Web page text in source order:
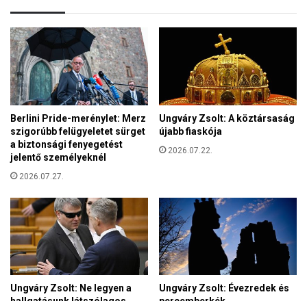
E
U
e
n
e
r
g
i
a
ü
g
y
b
i
z
t
o
s
a
j
ó
v
a
l
n
y
i
t
o
t
a
b
b
n
e
m
z
Berlini Pride-merénylet: Merz
szigorúbb felügyeletet sürget
a biztonsági fenyegetést
jelentő személyeknél
2026.07.27.
Ungváry Zsolt: A köztársaság
újabb fiaskója
2026.07.22.
Ungváry Zsolt: Ne legyen a
Ungváry Zsolt: Évezredek és